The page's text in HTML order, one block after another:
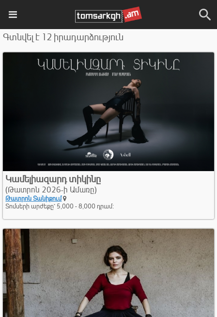
Գտնվել է 12 իրադարձություն
Կամելիազարդ տիկինը
(Թատրոն 2026-ի Ամառը)
Թատրոն Տանիքում
Տոմսերի արժեքը՝ 5,000 - 8,000 դրամ։